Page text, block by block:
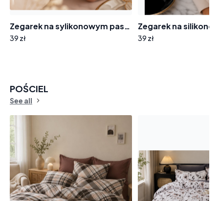
Zegarek na sylikonowym pasku 8004 tarcza cyferki cyrkonie
39 zł 39 zł
POŚCIEL
See all